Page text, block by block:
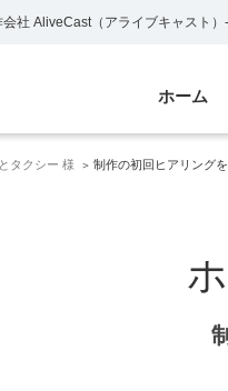
会社AliveCast（アライブキャスト）-
ホーム
タクシー 様 制作の初回ヒアリングを